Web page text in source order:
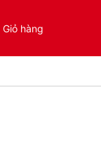
Giỏ hàng